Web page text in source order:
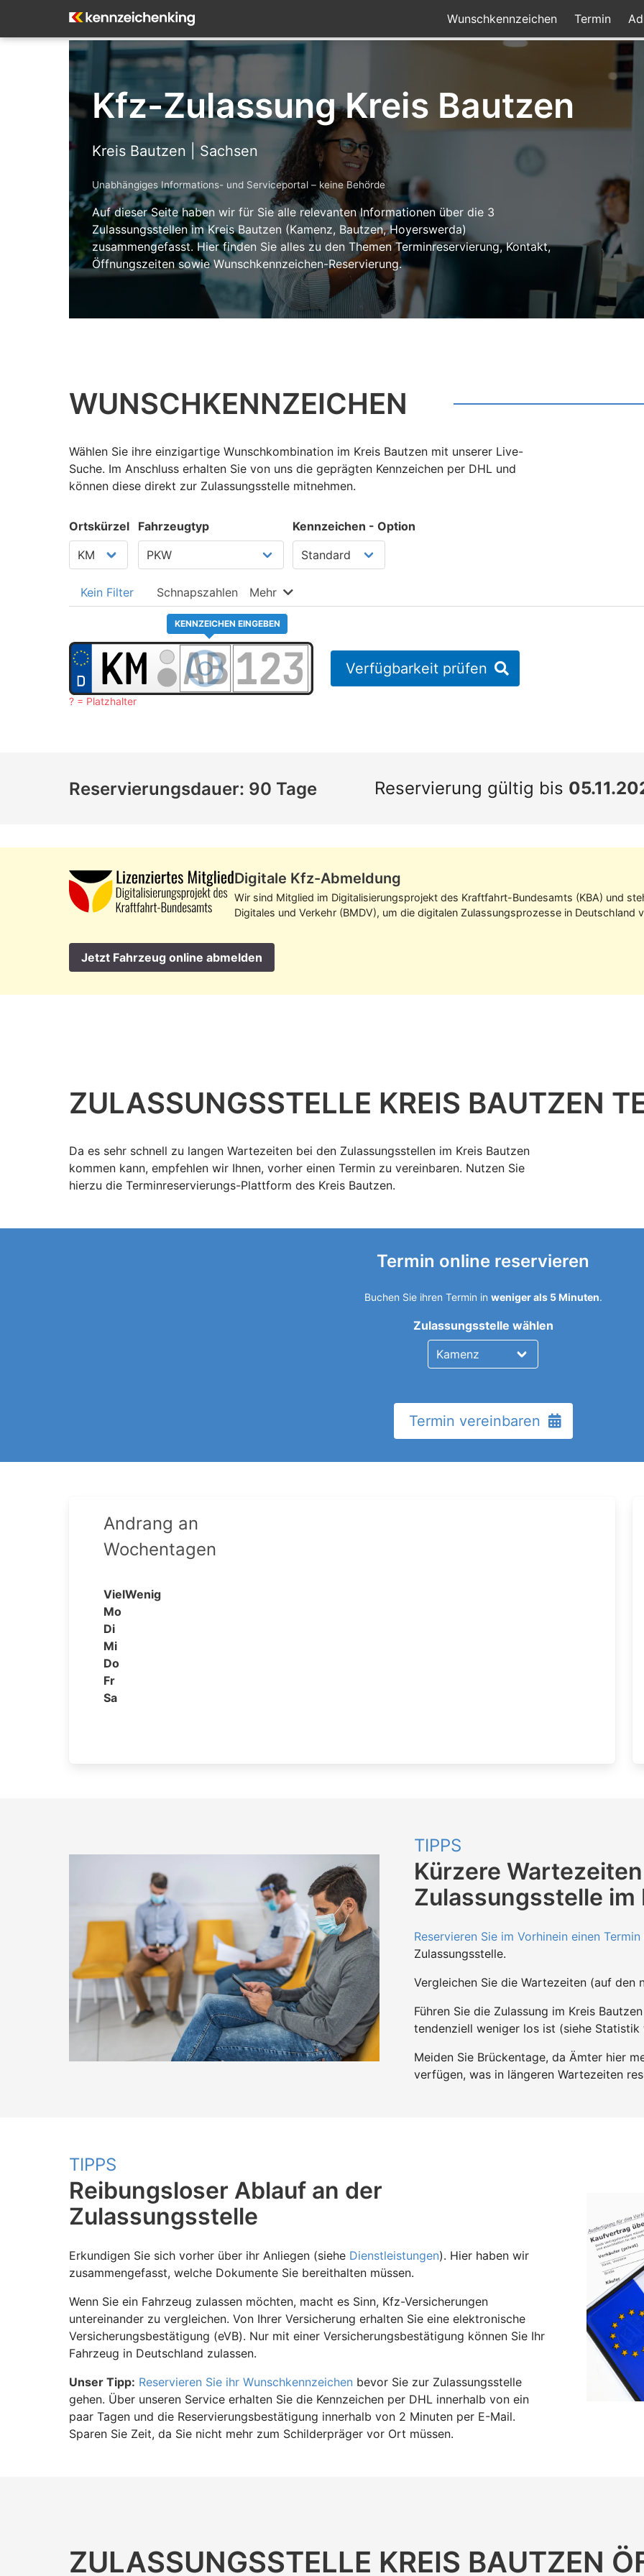
Wunschkennzeichen Termin
Kfz-Zulassung Kreis Bautzen
Kreis Bautzen | Sachsen
Unabhängiges Informations- und Serviceportal – keine Behörde
Auf dieser Seite haben wir für Sie alle relevanten Informationen über die 3
Zulassungsstellen im Kreis Bautzen (Kamenz, Bautzen, Hoyerswerda)
zusammengefasst. Hier finden Sie alles zu den Themen Terminreservierung, Kontakt,
Öffnungszeiten sowie Wunschkennzeichen-Reservierung.
WUNSCH­KENNZEICHEN
Wählen Sie ihre einzigartige Wunschkombination im Kreis Bautzen mit unserer Live-
Suche. Im Anschluss erhalten Sie von uns die geprägten Kennzeichen per DHL und
können diese direkt zur Zulassungsstelle mitnehmen.
Ortskürzel Fahrzeugtyp Kennzeichen - Option
Kein Filter Schnapszahlen Mehr
KENNZEICHEN EINGEBEN
? = Platzhalter
Verfügbarkeit prüfen
Reservierungsdauer: 90 Tage Reservierung gültig bis
Digitale Kfz-Abmeldung
Wir sind Mitglied im Digitalisierungs­projekt des Kraft­fahrt-Bundes­amts (KBA) und
Digitales und Verkehr (BMDV), um die digitalen Zulassungs­prozesse in Deutschland
Jetzt Fahrzeug online abmelden
ZULASSUNGS­STELLE KREIS BAUTZEN
Da es sehr schnell zu langen Wartezeiten bei den Zulassungsstellen im Kreis Bautzen
kommen kann, empfehlen wir Ihnen, vorher einen Termin zu vereinbaren. Nutzen Sie
hierzu die Terminreservierungs-Plattform des Kreis Bautzen.
Termin online reservieren
Buchen Sie ihren Termin in weniger als 5 Minuten.
Zulassungsstelle wählen
Termin vereinbaren
Andrang an
Wochentagen
VielWenig
Mo
Di
Mi
Do
Fr
Sa
TIPPS
Kürzere
Zulassungsstelle im
Reservieren Sie im Vorhinein einen Termin
Zulassungsstelle.
Vergleichen Sie die Wartezeiten (auf den
Führen Sie die Zulassung im Kreis
tendenziell weniger los ist (siehe Statistik
Meiden Sie Brückentage, da Ämter hier
verfügen, was in längeren Wartezeiten
TIPPS
Reibungsloser Ablauf an der
Zulassungsstelle
Erkundigen Sie sich vorher über ihr Anliegen (siehe Dienstleistungen). Hier haben wir
zusammengefasst, welche Dokumente Sie bereithalten müssen.
Wenn Sie ein Fahrzeug zulassen möchten, macht es Sinn, Kfz-Versicherungen
untereinander zu vergleichen. Von Ihrer Versicherung erhalten Sie eine elektronische
Versicherungsbestätigung (eVB). Nur mit einer Versicherungsbestätigung können Sie Ihr
Fahrzeug in Deutschland zulassen.
Unser Tipp: Reservieren Sie ihr Wunschkennzeichen bevor Sie zur Zulassungsstelle
gehen. Über unseren Service erhalten Sie die Kennzeichen per DHL innerhalb von ein
paar Tagen und die Reservierungsbestätigung innerhalb von 2 Minuten per E-Mail.
Sparen Sie Zeit, da Sie nicht mehr zum Schilderpräger vor Ort müssen.
ZULASSUNGS­STELLE KREIS BAUTZEN